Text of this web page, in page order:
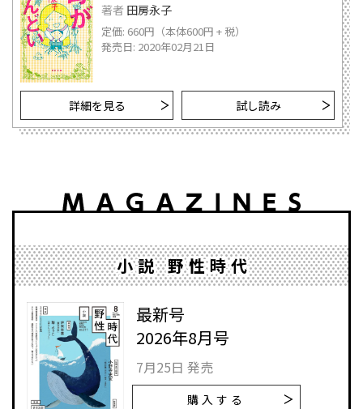
著者 田房永子
定価: 660円（本体600円 + 税）
発売日: 2020年02月21日
詳細を見る 試し読み
小説 野性時代
最新号
2026年8月号
7月25日 発売
購入する